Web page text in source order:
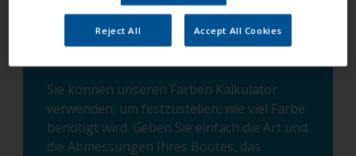
Sie können unseren Farben Kalkulator
verwenden, um festzustellen, wie viel Farbe
benötigt wird. Geben Sie einfach die Art und
die Abmessungen Ihres Bootes, das
Reject All Accept All Cookies